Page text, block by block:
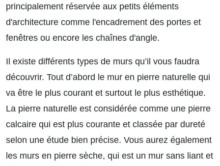
principalement réservée aux petits éléments
d'architecture comme l'encadrement des portes et
fenêtres ou encore les chaînes d'angle.
Il existe différents types de murs qu’il vous faudra
découvrir. Tout d’abord le mur en pierre naturelle qui
va être le plus courant et surtout le plus esthétique.
La pierre naturelle est considérée comme une pierre
calcaire qui est plus courante et classée par dureté
selon une étude bien précise. Vous aurez également
les murs en pierre sèche, qui est un mur sans liant et